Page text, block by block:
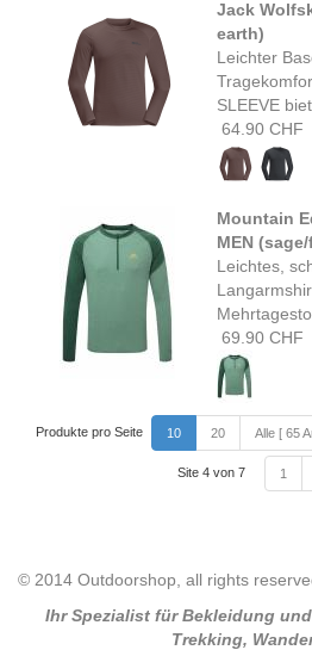
Jack
earth)
Leichter
SLEEVE
64.90 CHF
Mountain
MEN
Leichtes,
69.90 CHF
Produkte pro Seite 10 20 Alle [ 65
Site 4 von 7 1
© 2014 Outdoorshop, all rights
Ihr Spezialist für Bekleidung
Trekking,